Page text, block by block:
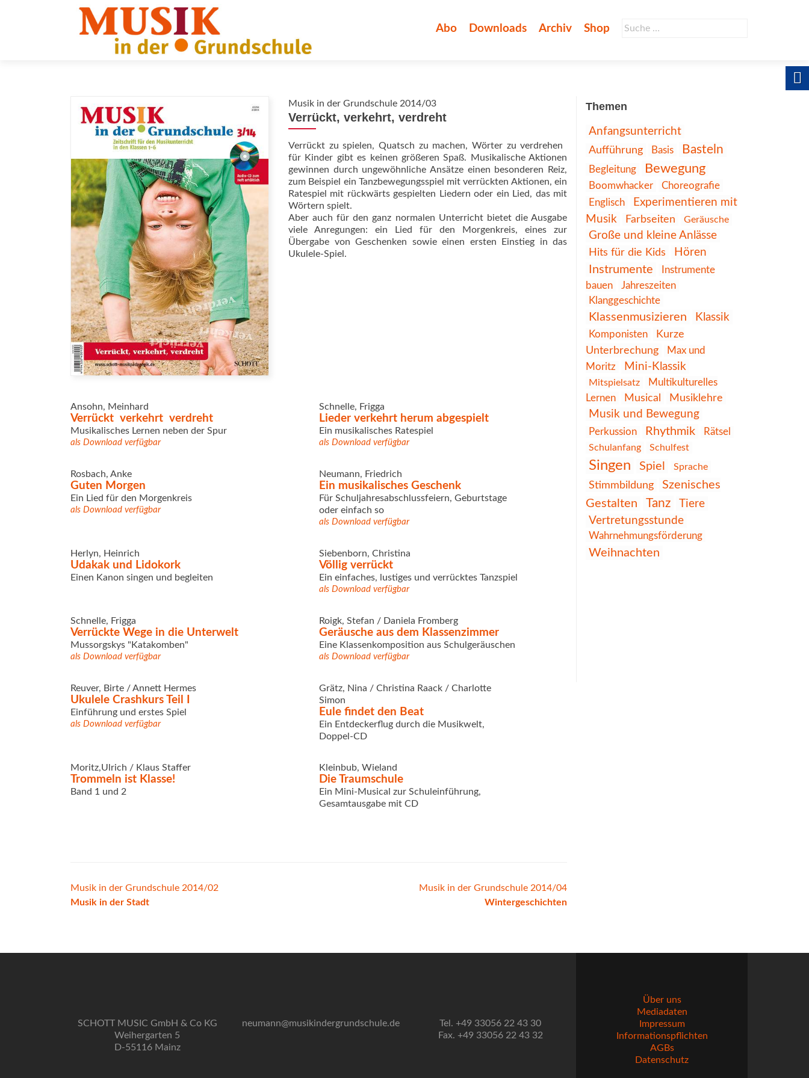
Suche
Abo Downloads Archiv Shop
Musik in der Grundschule 2014/03
Verrückt, verkehrt, verdreht
Verrückt zu spielen, Quatsch zu machen, Wörter zu verdrehen 
für Kinder gibt es keinen größeren Spaß. Musikalische Aktionen
gewinnen durch ungewöhnliche Ansätze einen besonderen Reiz,
zum Beispiel ein Tanzbewegungsspiel mit verrückten Aktionen, ein
Ratespiel mit rückwärts gespielten Liedern oder ein Lied, das mit
Wörtern spielt.
Aber auch für den ganz normalen Unterricht bietet die Ausgabe
viele Anregungen: ein Lied für den Morgenkreis, eines zur
Übergabe von Geschenken sowie einen ersten Einstieg in das
Ukulele-Spiel.
Ansohn, Meinhard
Verrückt  verkehrt  verdreht
Musikalisches Lernen neben der Spur
als Download verfügbar
Schnelle, Frigga
Lieder verkehrt herum abgespielt
Ein musikalisches Ratespiel
als Download verfügbar
Rosbach, Anke
Guten Morgen
Ein Lied für den Morgenkreis
als Download verfügbar
Neumann, Friedrich
Ein musikalisches Geschenk
Für Schuljahresabschlussfeiern, Geburtstage
oder einfach so
als Download verfügbar
Herlyn, Heinrich
Udakak und Lidokork
Einen Kanon singen und begleiten
Siebenborn, Christina
Völlig verrückt
Ein einfaches, lustiges und verrücktes Tanzspiel
als Download verfügbar
Schnelle, Frigga
Verrückte Wege in die Unterwelt
Mussorgskys "Katakomben"
als Download verfügbar
Roigk, Stefan / Daniela Fromberg
Geräusche aus dem Klassenzimmer
Eine Klassenkomposition aus Schulgeräuschen
als Download verfügbar
Reuver, Birte / Annett Hermes
Ukulele Crashkurs Teil I
Einführung und erstes Spiel
als Download verfügbar
Grätz, Nina / Christina Raack / Charlotte
Simon
Eule findet den Beat
Ein Entdeckerflug durch die Musikwelt,
Doppel-CD
Moritz,Ulrich / Klaus Staffer
Trommeln ist Klasse!
Band 1 und 2
Kleinbub, Wieland
Die Traumschule
Ein Mini-Musical zur Schuleinführung,
Gesamtausgabe mit CD
Beitrags-
Navigation
Musik in der Grundschule 2014/02
Musik in der Stadt
Musik in der Grundschule 2014/04
Wintergeschichten
Themen
Anfangsunterricht
Aufführung
Basis Basteln
Begleitung Bewegung
Boomwhacker
Choreografie
Englisch
Experimentieren mit
Musik
Farbseiten Geräusche
Große und kleine Anlässe
Hits für die Kids
Hören
Instrumente
Instrumente
bauen
Jahreszeiten
Klanggeschichte
Klassenmusizieren Klassik
Komponisten
Kurze
Unterbrechung
Max und
Moritz
Mini-Klassik
Mitspielsatz
Multikulturelles
Lernen
Musical Musiklehre
Musik und Bewegung
Perkussion Rhythmik
Rätsel
Schulanfang
Schulfest
Singen Spiel Sprache
Stimmbildung
Szenisches
Gestalten
Tanz Tiere
Vertretungsstunde
Wahrnehmungsförderung
Weihnachten
SCHOTT MUSIC GmbH & Co KG
Weihergarten 5
D-55116 Mainz
neumann@musikindergrundschule.de
Tel. +49 33056 22 43 30
Fax. +49 33056 22 43 32
Über uns
Mediadaten
Impressum
Informationspflichten
AGBs
Datenschutz